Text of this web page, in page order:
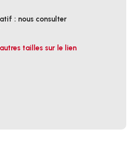
: nous consulter
tailles sur le lien